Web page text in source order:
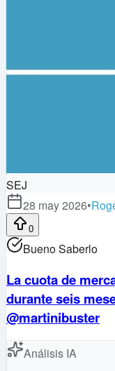
SEJ
28 may 2026•
0
Bueno Saberlo
La cuota de
durante seis
@martinibuster
Análisis IA